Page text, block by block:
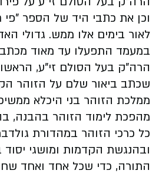
וכן את כתבי היד של הספר
לאור בימים אלו ממש. גדולי
במעמד התפעלו עד מאוד
הרה"ק בעל הסולם זי"ע,
שכתב ביאור שלם על הזוהר
ממלכת הזוהר בני היכלא
מהפכת לימוד הזוהר בהבנה,
כל כרכי הזוהר במהדורת
ובהנגשת הקדמות ומושגי יסוד
התורה, כדי שכל אחד ואחד